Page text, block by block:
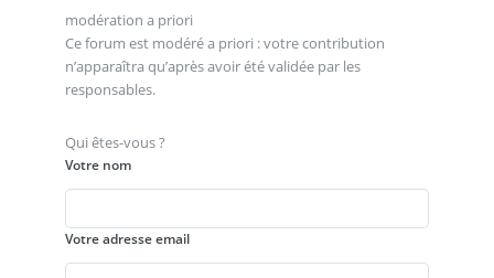
modération a priori
Ce forum est modéré a priori : votre contribution
n’apparaîtra qu’après avoir été validée par les
responsables.
Qui êtes-vous ?
Votre nom
Votre adresse email